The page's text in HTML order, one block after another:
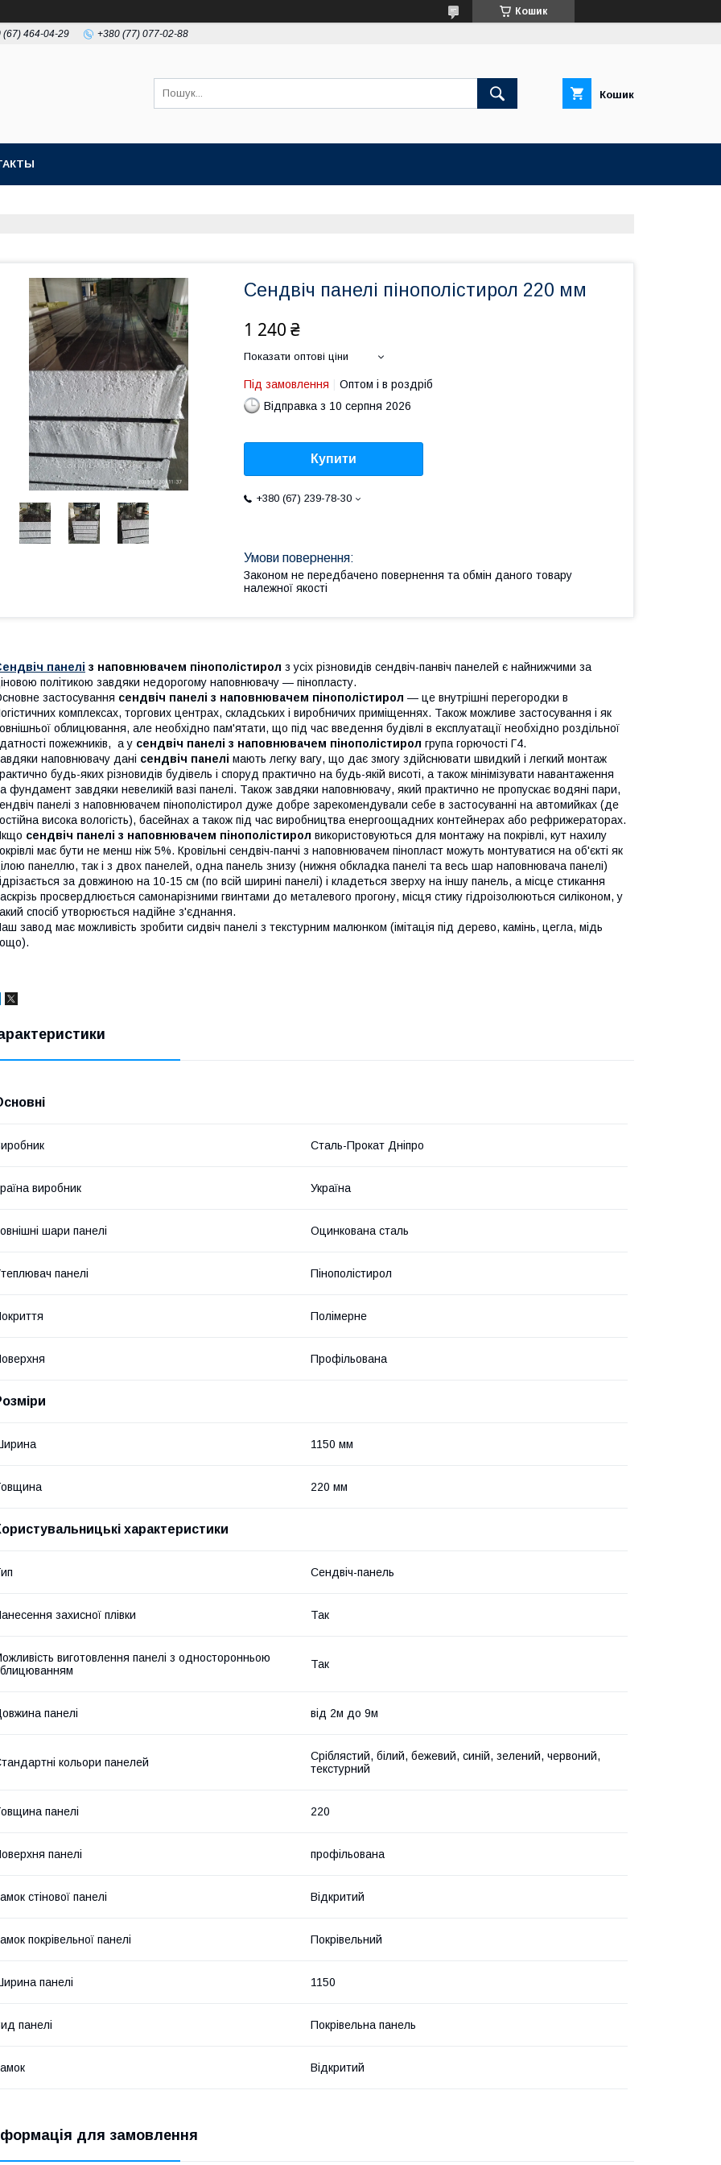
Кошик
(67) 464-04-29 +380 (77) 077-02-88
Кошик
Сендвіч панелі пінополістирол 220 мм
1 240 ₴
Показати оптові ціни
Під замовлення
Оптом і в роздріб
Відправка з 10 серпня 2026
Купити
+380 (67) 239-78-30
Законом не передбачено повернення та обмін даного товару
належної якості
панелі з наповнювачем пінополістирол з усіх різновидів сендвіч-панвіч панелей є найнижчими за
політикою завдяки недорогому наповнювачу — пінопласту.
застосування сендвіч панелі з наповнювачем пінополістирол — це внутрішні перегородки в
комплексах, торгових центрах, складських і виробничих приміщеннях. Також можливе застосування і як
облицювання, але необхідно пам'ятати, що під час введення будівлі в експлуатації необхідно роздільної
пожежників, а у сендвіч панелі з наповнювачем пінополістирол група горючості Г4.
наповнювачу дані сендвіч панелі мають легку вагу, що дає змогу здійснювати швидкий і легкий монтаж
будь-яких різновидів будівель і споруд практично на будь-якій висоті, а також мінімізувати навантаження
фундамент завдяки невеликій вазі панелі. Також завдяки наповнювачу, який практично не пропускає водяні пари,
панелі з наповнювачем пінополістирол дуже добре зарекомендували себе в застосуванні на автомийках (де
висока вологість), басейнах а також під час виробництва енергоощадних контейнерах або рефрижераторах.
сендвіч панелі з наповнювачем пінополістирол використовуються для монтажу на покрівлі, кут нахилу
має бути не менш ніж 5%. Кровільні сендвіч-панчі з наповнювачем пінопласт можуть монтуватися на об'єкті як
панеллю, так і з двох панелей, одна панель знизу (нижня обкладка панелі та весь шар наповнювача панелі)
за довжиною на 10-15 см (по всій ширині панелі) і кладеться зверху на іншу панель, а місце стикання
просвердлюється самонарізними гвинтами до металевого прогону, місця стику гідроізолюються силіконом, у
спосіб утворюється надійне з'єднання.
завод має можливість зробити сидвіч панелі з текстурним малюнком (імітація під дерево, камінь, цегла, мідь
Сталь-Прокат Дніпро
виробник Україна
шари панелі Оцинкована сталь
панелі Пінополістирол
Полімерне
Профільована
1150 мм
220 мм
характеристики
Сендвіч-панель
захисної плівки Так
виготовлення панелі з односторонньою
Так
панелі від 2м до 9м
кольори панелей
Сріблястий, білий, бежевий, синій, зелений, червоний,
текстурний
панелі 220
панелі профільована
стінової панелі Відкритий
покрівельної панелі Покрівельний
панелі 1150
панелі Покрівельна панель
Відкритий
для замовлення